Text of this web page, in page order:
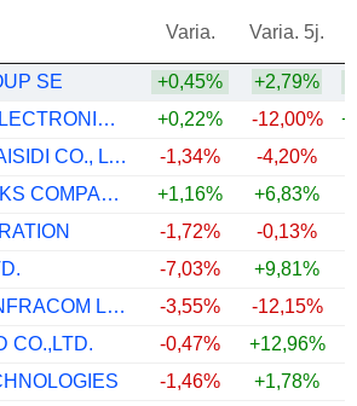
Varia. Varia. 5j.
SE +0,45% +2,79%
SAMSUNG ELECTRONICS CO., LTD.
+0,22% -12,00%
SHENZHEN AISIDI CO., LTD.
-1,34% -4,20%
SK NETWORKS COMPANY LIMITED
+1,16% +6,83%
-1,72% -0,13%
-7,03% +9,81%
OPTIEMUS INFRACOM LIMITED
-3,55% -12,15%
CO.,LTD.
-0,47% +12,96%
-1,46% +1,78%